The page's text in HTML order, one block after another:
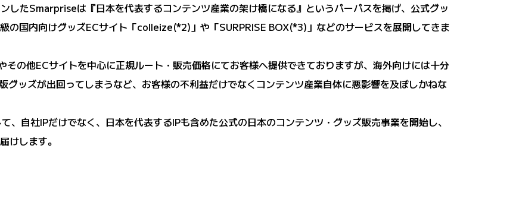
たSmarpriseは『日本を代表するコンテンツ産業の架け橋になる』というパーパスを掲げ、公式グッ
の国内向けグッズECサイト「colleize(*2)」や「SURPRISE BOX(*3)」などのサービスを展開してきま
の他ECサイトを中心に正規ルート・販売価格にてお客様へ提供できておりますが、海外向けには十分
グッズが出回ってしまうなど、お客様の不利益だけでなくコンテンツ産業自体に悪影響を及ぼしかねな
自社IPだけでなく、日本を代表するIPも含めた公式の日本のコンテンツ・グッズ販売事業を開始し、
けします。